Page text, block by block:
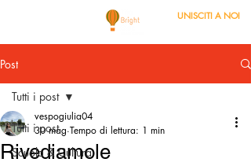
UNISCITI A NOI
Post
Tutti i post
Scuola & Cultura
Tutti i post
Rivediamole
vespogiulia04
30 mag Tempo di lettura: 1 min